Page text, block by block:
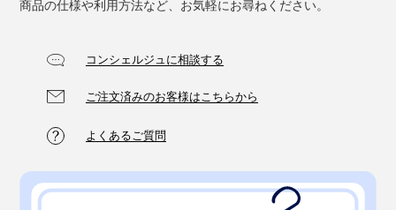
商品の仕様や利用方法など、お気軽にお尋ねください。
コンシェルジュに相談する
ご注文済みのお客様はこちらから
よくあるご質問